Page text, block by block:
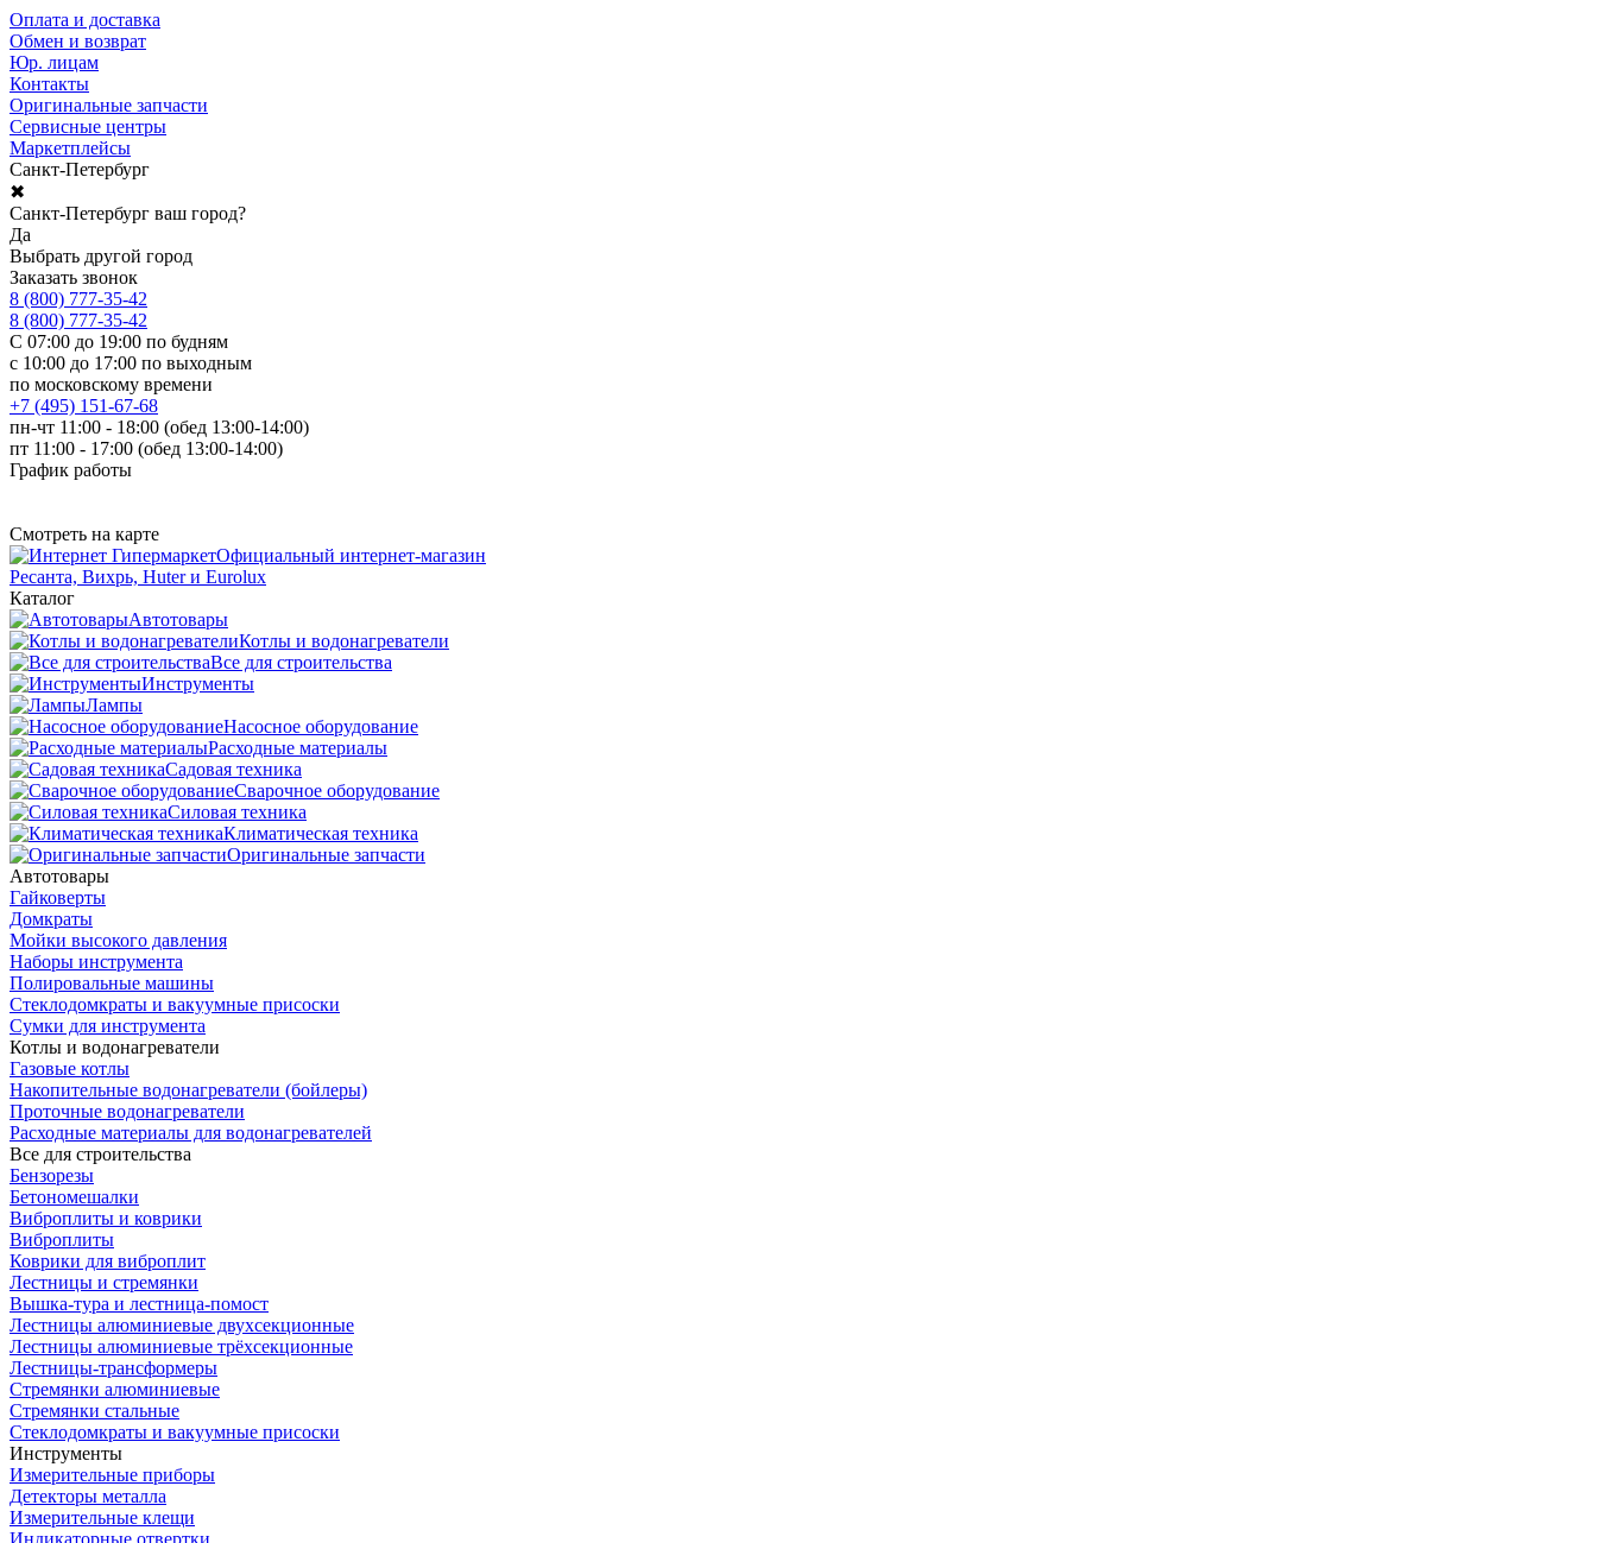
Оплата и доставка
Обмен и возврат
Юр. лицам
Контакты
Оригинальные запчасти
Сервисные центры
Маркетплейсы
Санкт-Петербург
✖
Санкт-Петербург ваш город?
Да
Выбрать другой город
Заказать звонок
8 (800) 777-35-42
8 (800) 777-35-42
С 07:00 до 19:00 по будням
с 10:00 до 17:00 по выходным
по московскому времени
+7 (495) 151-67-68
пн-чт 11:00 - 18:00 (обед 13:00-14:00)
пт 11:00 - 17:00 (обед 13:00-14:00)
График работы
Смотреть на карте
Официальный интернет-магазин
Ресанта, Вихрь, Huter и Eurolux
Каталог
Автотовары
Котлы и водонагреватели
Все для строительства
Инструменты
Лампы
Насосное оборудование
Расходные материалы
Садовая техника
Сварочное оборудование
Силовая техника
Климатическая техника
Оригинальные запчасти
Автотовары
Гайковерты
Домкраты
Мойки высокого давления
Наборы инструмента
Полировальные машины
Стеклодомкраты и вакуумные присоски
Сумки для инструмента
Котлы и водонагреватели
Газовые котлы
Накопительные водонагреватели (бойлеры)
Проточные водонагреватели
Расходные материалы для водонагревателей
Все для строительства
Бензорезы
Бетономешалки
Виброплиты и коврики
Виброплиты
Коврики для виброплит
Лестницы и стремянки
Вышка-тура и лестница-помост
Лестницы алюминиевые двухсекционные
Лестницы алюминиевые трёхсекционные
Лестницы-трансформеры
Стремянки алюминиевые
Стремянки стальные
Стеклодомкраты и вакуумные присоски
Инструменты
Измерительные приборы
Детекторы металла
Измерительные клещи
Индикаторные отвертки